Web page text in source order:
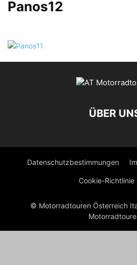
Panos12
ÜBER
Datenschutzbestimmungen
Cookie-Richtlinie
© Motorradtouren Österreich